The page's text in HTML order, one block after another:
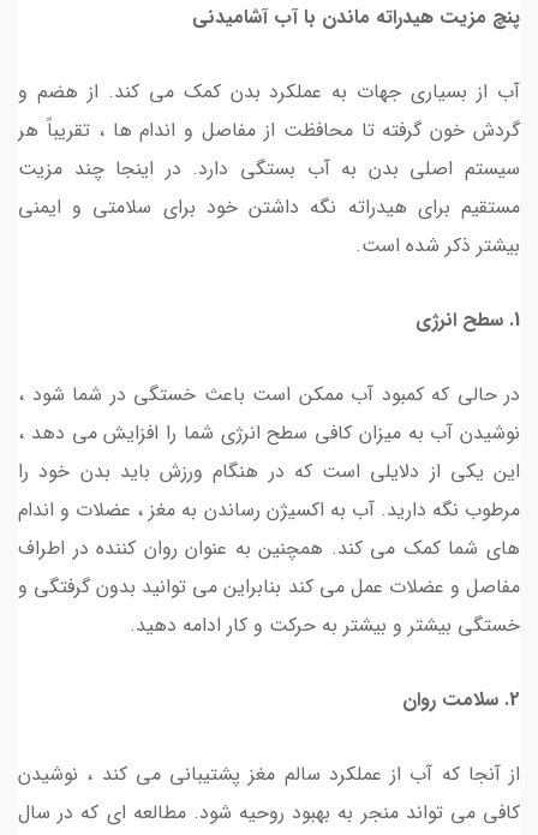
پنچ مزیت هیدراته ماندن با آب آشامیدنی
آب از بسیاری جهات به عملکرد بدن کمک می کند. از هضم و
گردش خون گرفته تا محافظت از مفاصل و اندام ها ، تقریباً هر
سیستم اصلی بدن به آب بستگی دارد. در اینجا چند مزیت
مستقیم برای هیدراته نگه داشتن خود برای سلامتی و ایمنی
بیشتر ذکر شده است.
1. سطح انرژی
در حالی که کمبود آب ممکن است باعث خستگی در شما شود ،
نوشیدن آب به میزان کافی سطح انرژی شما را افزایش می دهد ،
این یکی از دلایلی است که در هنگام ورزش باید بدن خود را
مرطوب نگه دارید. آب به اکسیژن رساندن به مغز ، عضلات و اندام
های شما کمک می کند. همچنین به عنوان روان کننده در اطراف
مفاصل و عضلات عمل می کند بنابراین می توانید بدون گرفتگی و
خستگی بیشتر و بیشتر به حرکت و کار ادامه دهید.
2. سلامت روان
از آنجا که آب از عملکرد سالم مغز پشتیبانی می کند ، نوشیدن
کافی می تواند منجر به بهبود روحیه شود. مطالعه ای که در سال